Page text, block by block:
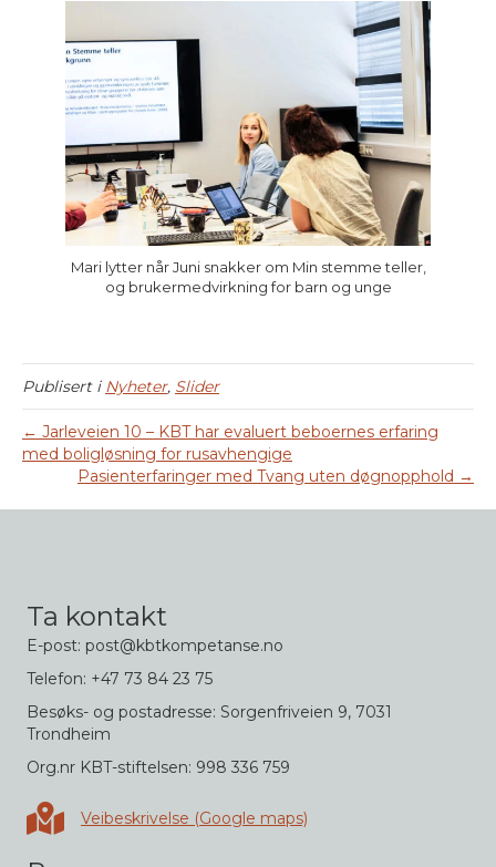
Mari lytter når Juni snakker om Min stemme teller,
og brukermedvirkning for barn og unge
Publisert i Nyheter, Slider
← Jarleveien 10 – KBT har evaluert beboernes erfaring
med boligløsning for rusavhengige
Pasienterfaringer med Tvang uten døgnopphold →
Ta kontakt
E-post: post@kbtkompetanse.no
Telefon: +47 73 84 23 75
Besøks- og postadresse: Sorgenfriveien 9, 7031
Trondheim
Org.nr KBT-stiftelsen: 998 336 759
Veibeskrivelse i Google maps
Veibeskrivelse (Google maps)